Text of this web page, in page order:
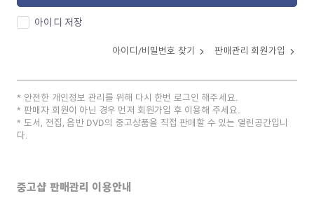
아이디 저장
아이디/비밀번호 찾기 판매관리 회원가입
안전한 개인정보 관리를 위해 다시 한번 로그인 해주세요.
판매자 회원이 아닌 경우 먼저 회원가입 후 이용해 주세요.
도서, 전집, 음반 DVD의 중고상품을 직접 판매할 수 있는 열린공간입니
다.
중고샵 판매관리 이용안내